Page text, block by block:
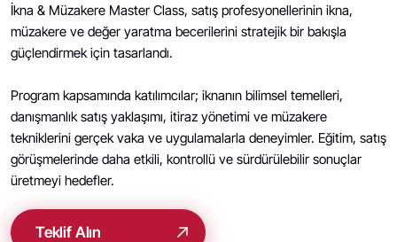
İkna & Müzakere Master Class, satış profesyonellerinin ikna,
müzakere ve değer yaratma becerilerini stratejik bir bakışla
güçlendirmek için tasarlandı.
Program kapsamında katılımcılar; iknanın bilimsel temelleri,
danışmanlık satış yaklaşımı, itiraz yönetimi ve müzakere
tekniklerini gerçek vaka ve uygulamalarla deneyimler. Eğitim, satış
görüşmelerinde daha etkili, kontrollü ve sürdürülebilir sonuçlar
üretmeyi hedefler.
Teklif Alın